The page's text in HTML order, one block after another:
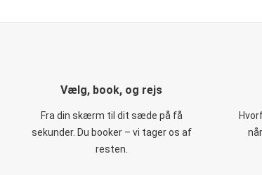
Vælg, book, og rejs
Fra din skærm til dit sæde på få
sekunder. Du booker – vi tager os af
resten.